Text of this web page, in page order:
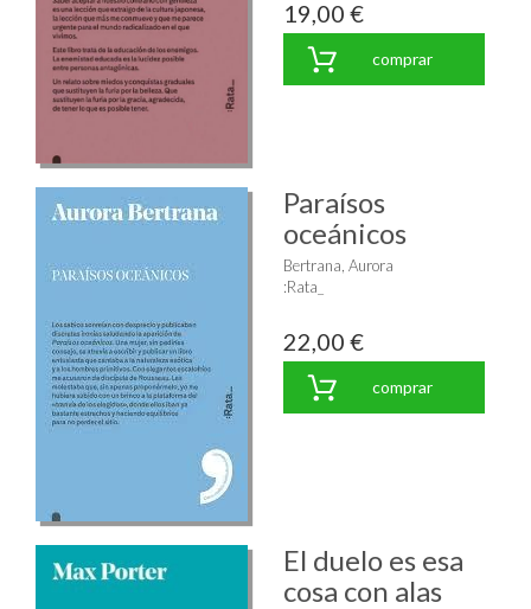
19,00 €
comprar
Paraísos
oceánicos
Bertrana, Aurora
:Rata_
22,00 €
comprar
El duelo es esa
cosa con alas